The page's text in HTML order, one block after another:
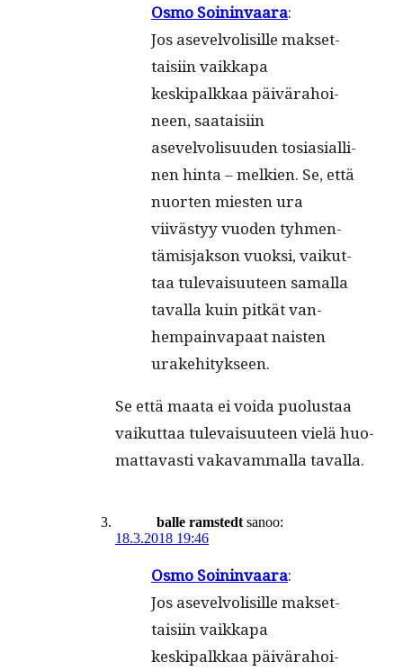
Osmo Soin­in­vaara:
Jos asevelvolisille mak­set­
taisi­in vaikka­pa
keskipalkkaa päivära­hoi­
neen, saataisi­in
asevelvolisu­u­den tosi­asialli­
nen hin­ta – melkien. Se, että
nuorten miesten ura
viivästyy vuo­den tyh­men­
tämis­jak­son vuok­si, vaikut­
taa tule­vaisu­u­teen samal­la
taval­la kuin pitkät van­
hempainva­paat nais­ten
urakehitykseen.
Se että maa­ta ei voi­da puo­lus­taa
vaikut­taa tule­vaisu­u­teen vielä huo­
mat­tavasti vakavam­mal­la tavalla.
balle ramstedt sanoo:
18.3.2018 19:46
Osmo Soin­in­vaara:
Jos asevelvolisille mak­set­
taisi­in vaikka­pa
keskipalkkaa päivära­hoi­